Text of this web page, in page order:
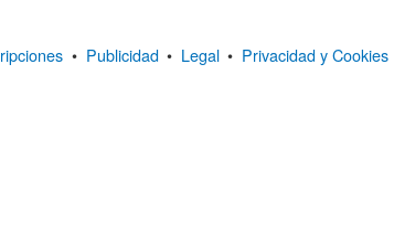
• Publicidad • Legal • Privacidad y Cookies